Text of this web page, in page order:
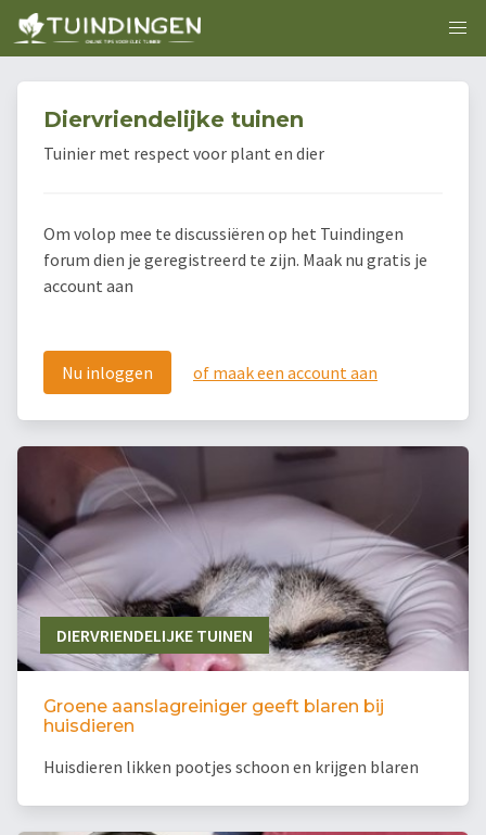
Diervriendelijke tuinen
Tuinier met respect voor plant en dier
Om volop mee te discussiëren op het Tuindingen
forum dien je geregistreerd te zijn. Maak nu gratis je
account aan
Nu inloggen of maak een account aan
DIERVRIENDELIJKE TUINEN
Groene aanslagreiniger geeft blaren bij
huisdieren
Huisdieren likken pootjes schoon en krijgen blaren